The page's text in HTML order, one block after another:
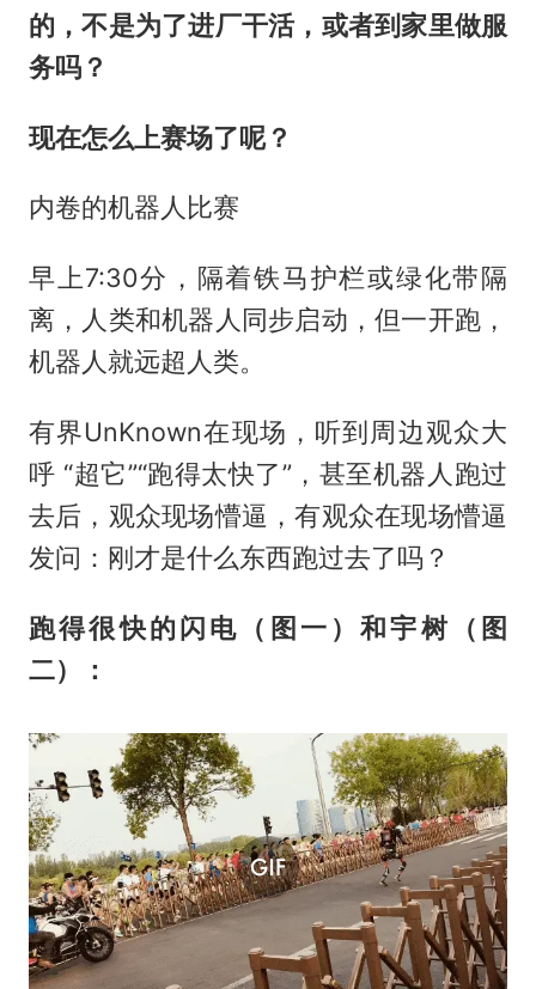
的，不是为了进厂干活，或者到家里做服
务吗？
现在怎么上赛场了呢？
内卷的机器人比赛
早上7:30分，隔着铁马护栏或绿化带隔
离，人类和机器人同步启动，但一开跑，
机器人就远超人类。
有界UnKnown在现场，听到周边观众大
呼 “超它”“跑得太快了”，甚至机器人跑过
去后，观众现场懵逼，有观众在现场懵逼
发问：刚才是什么东西跑过去了吗？
跑得很快的闪电（图一）和宇树（图
二）：